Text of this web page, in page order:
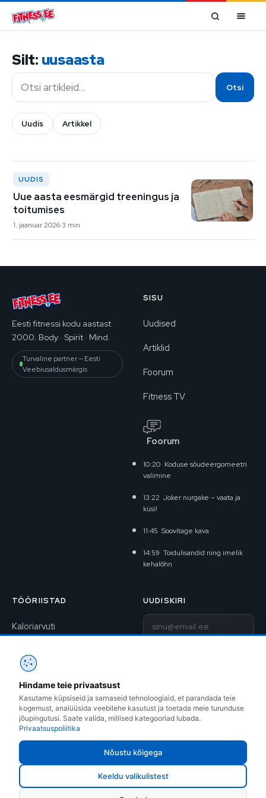
Mine sisu juurde
Silt: uusaasta
Otsi
Otsi
Uudis Artikkel
UUDIS
Uue aasta eesmärgid treeningus ja
toitumises
1. jaanuar 20263 min
Eesti fitnessi kodu aastast
2000. Body · Spirit · Mind.
Turvaline partner — Eesti
Veebiusaldusmärgis
SISU
Uudised
Artiklid
Foorum
Fitness TV
Foorum
10:20 Koduse sõudeergomeetri
valimine
13:22 Joker nurgake – vaata ja
küsi!
11:45 Soovitage kava
14:59 Toidulisandid ning imelik
kehalõhn
TÖÖRIISTAD
Kaloriarvuti
1RM kalkulaator
Treeningkavad
UUDISKIRI
E-post
Instagram
ROBOCOP OÜ © 1999–2026 · Sõle 14, Tallinn · +372 505 7809 ·
Hindame teie privaatsust
Kasutame küpsiseid ja sarnaseid tehnoloogiaid, et parandada teie
kogemust, analüüsida veebilehe kasutust ja toetada meie turunduse
jõupingutusi. Saate valida, millised kategooriad lubada.
Privaatsuspoliitika
Nõustu kõigega
Keeldu valikulistest